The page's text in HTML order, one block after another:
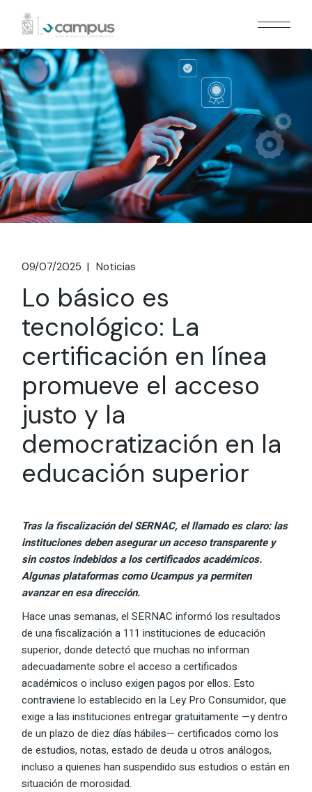
content
09/07/2025 Noticias
Lo básico es
tecnológico: La
certificación en línea
promueve el acceso
justo y la
democratización en la
educación superior
Tras la fiscalización del SERNAC, el llamado es claro: las
instituciones deben asegurar un acceso transparente y
sin costos indebidos a los certificados académicos.
Algunas plataformas como Ucampus ya permiten
avanzar en esa dirección.
Hace unas semanas, el SERNAC informó los resultados
de una fiscalización a 111 instituciones de educación
superior, donde detectó que muchas no informan
adecuadamente sobre el acceso a certificados
académicos o incluso exigen pagos por ellos. Esto
contraviene lo establecido en la Ley Pro Consumidor, que
exige a las instituciones entregar gratuitamente —y dentro
de un plazo de diez días hábiles— certificados como los
de estudios, notas, estado de deuda u otros análogos,
incluso a quienes han suspendido sus estudios o están en
situación de morosidad.